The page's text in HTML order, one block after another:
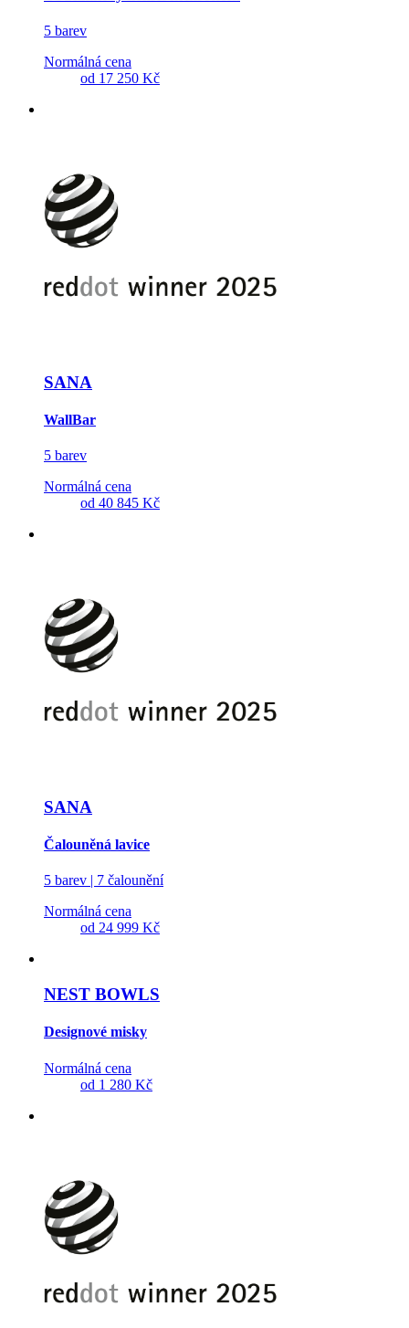
5 barev
Normálná cena
od 17 250 Kč
SANA
WallBar
5 barev
Normálná cena
od 40 845 Kč
SANA
Čalouněná lavice
5 barev | 7 čalounění
Normálná cena
od 24 999 Kč
NEST BOWLS
Designové misky
Normálná cena
od 1 280 Kč